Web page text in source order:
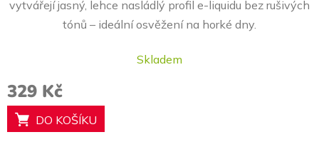
vytvářejí jasný, lehce nasládlý profil e-liquidu bez rušivých
tónů – ideální osvěžení na horké dny.
Skladem
329 Kč
DO KOŠÍKU